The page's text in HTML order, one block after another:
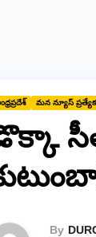
మన న్యూస్
By